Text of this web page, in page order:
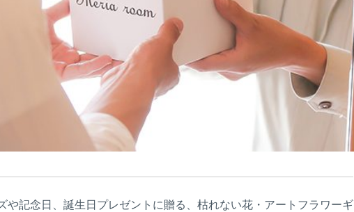
や記念日、誕生日プレゼントに贈る、枯れない花・アートフラワーギ